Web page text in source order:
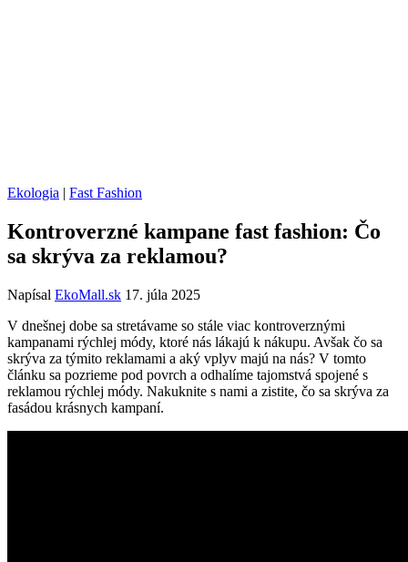
Ekologia | Fast Fashion
Kontroverzné kampane fast fashion: Čo
sa skrýva za reklamou?
Napísal EkoMall.sk 17. júla 2025
V dnešnej dobe sa stretávame so stále viac kontroverznými
kampanami rýchlej módy, ktoré nás lákajú k nákupu. Avšak čo sa
skrýva za týmito reklamami a aký vplyv majú na nás? V tomto
článku sa pozrieme pod povrch a odhalíme tajomstvá spojené s
reklamou rýchlej módy. Nakuknite s nami a zistite, čo sa skrýva za
fasádou krásnych kampaní.